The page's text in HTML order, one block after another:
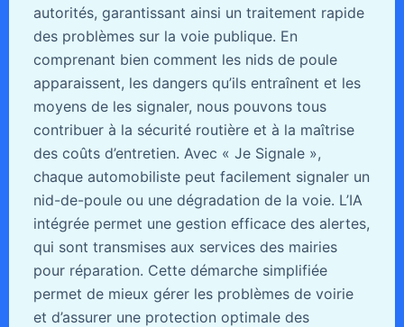
autorités, garantissant ainsi un traitement rapide
des problèmes sur la voie publique. En
comprenant bien comment les nids de poule
apparaissent, les dangers qu’ils entraînent et les
moyens de les signaler, nous pouvons tous
contribuer à la sécurité routière et à la maîtrise
des coûts d’entretien. Avec « Je Signale »,
chaque automobiliste peut facilement signaler un
nid-de-poule ou une dégradation de la voie. L’IA
intégrée permet une gestion efficace des alertes,
qui sont transmises aux services des mairies
pour réparation. Cette démarche simplifiée
permet de mieux gérer les problèmes de voirie
et d’assurer une protection optimale des